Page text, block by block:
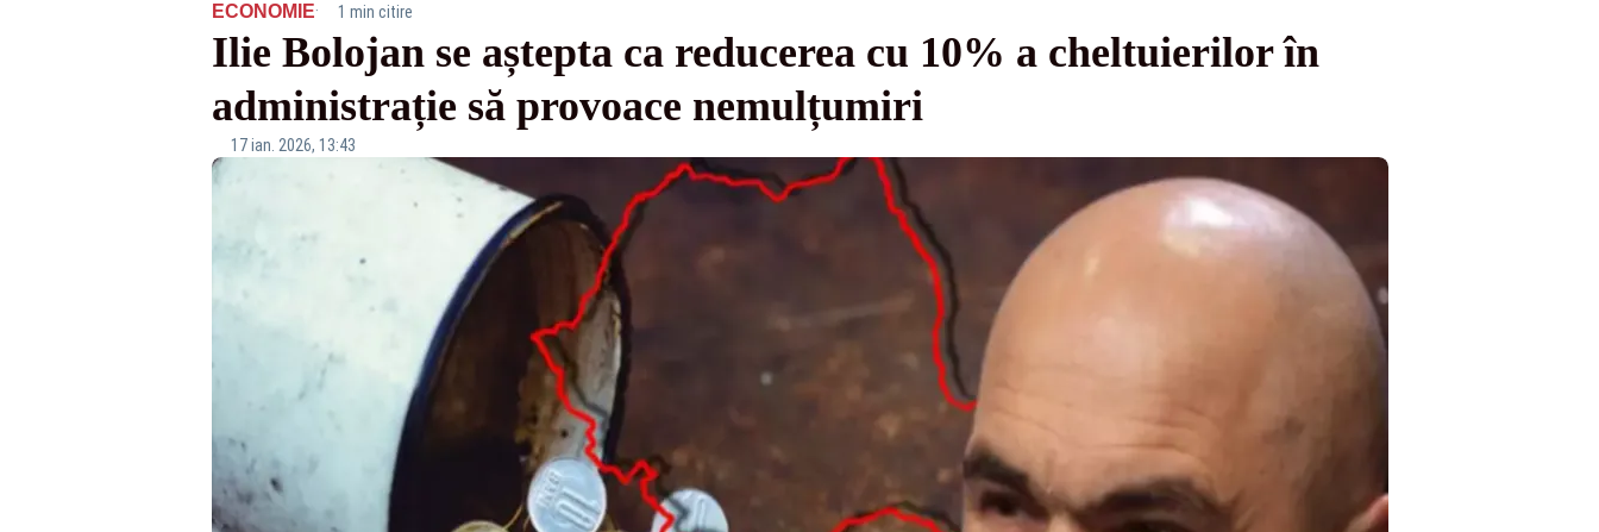
ECONOMIE· 1 min citire
Ilie Bolojan se aștepta ca reducerea cu 10% a cheltuierilor în
administrație să provoace nemulțumiri
17 ian. 2026, 13:43